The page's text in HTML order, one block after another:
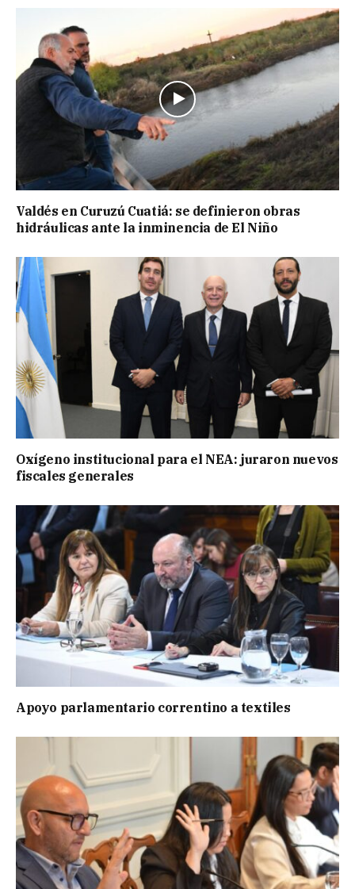
Valdés en Curuzú Cuatiá: se definieron obras
hidráulicas ante la inminencia de El Niño
Oxígeno institucional para el NEA: juraron nuevos
fiscales generales
Apoyo parlamentario correntino a textiles